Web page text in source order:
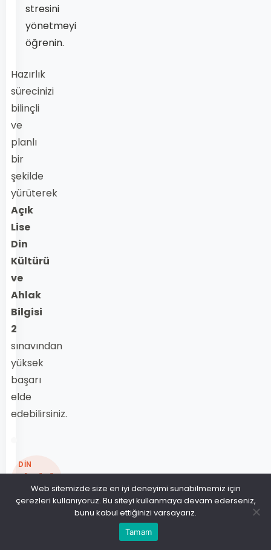
stresini
yönetmeyi
öğrenin.
Hazırlık
sürecinizi
bilinçli
ve
planlı
bir
şekilde
yürüterek
Açık
Lise
Din
Kültürü
ve
Ahlak
Bilgisi
2
sınavından
yüksek
başarı
elde
edebilirsiniz.
DİN
KÜLTÜRÜ
AHLAK
Web sitemizde size en iyi deneyimi sunabilmemiz için
çerezleri kullanıyoruz. Bu siteyi kullanmaya devam ederseniz,
bunu kabul ettiğinizi varsayarız.
Tamam